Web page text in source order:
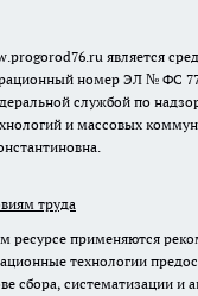
является
номер ЭЛ № ФС 77
службой по
и массовых
труда
ресурсе применяются
технологии
сбора, систематизации и